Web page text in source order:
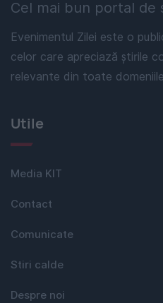
Cel mai bun portal de
Evenimentul Zilei este o
celor care apreciază știrile
relevante din toate
Utile
Media KIT
Contact
Comunicate
Stiri calde
Despre noi